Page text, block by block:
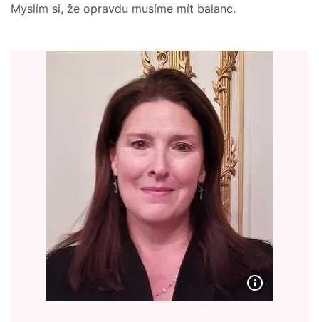
Myslím si, že opravdu musíme mít balanc.